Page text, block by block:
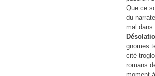
Que ce
du
mal dans
gnomes
cité
romans